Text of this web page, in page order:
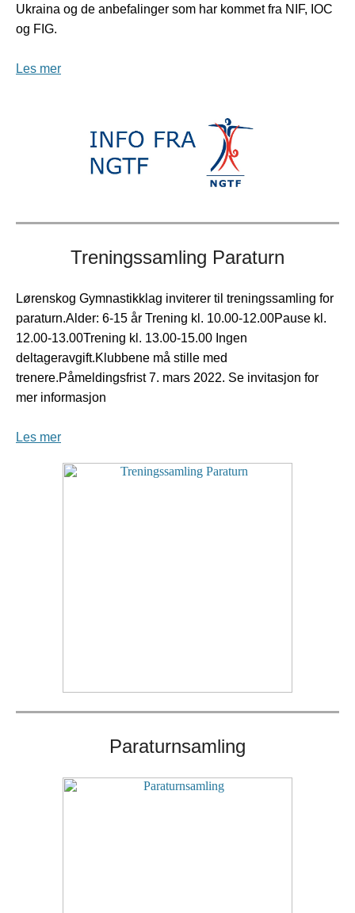
Ukraina og de anbefalinger som har kommet fra NIF, IOC
og FIG.
Les mer
Treningssamling Paraturn
Lørenskog Gymnastikklag inviterer til treningssamling for
paraturn.Alder: 6-15 år Trening kl. 10.00-12.00Pause kl.
12.00-13.00Trening kl. 13.00-15.00 Ingen
deltageravgift.Klubbene må stille med
trenere.Påmeldingsfrist 7. mars 2022. Se invitasjon for
mer informasjon
Les mer
Paraturnsamling